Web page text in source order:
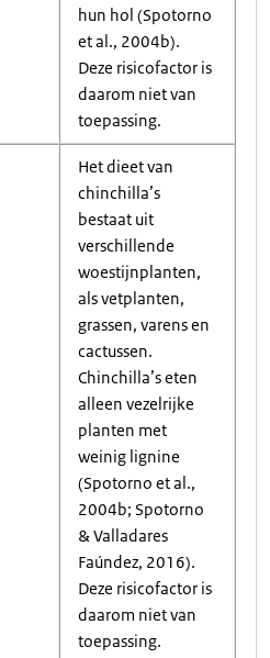
hun hol (Spotorno
et al., 2004b).
Deze risicofactor is
daarom niet van
toepassing.
Het dieet van
chinchilla’s
bestaat uit
verschillende
woestijnplanten,
als vetplanten,
grassen, varens en
cactussen.
Chinchilla’s eten
alleen vezelrijke
planten met
weinig lignine
(Spotorno et al.,
2004b; Spotorno
& Valladares
Faúndez, 2016).
Deze risicofactor is
daarom niet van
toepassing.